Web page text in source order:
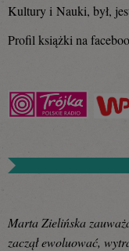
Kultury i Nauki, był,
Profil książki na
Marta Zielińska
zaczął ewoluować,